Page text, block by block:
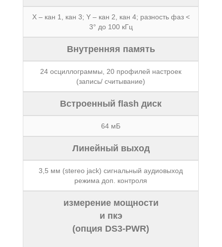
Х – кан 1, кан 3; Y – кан 2, кан 4; разность фаз <
3° до 100 кГц
Внутренняя память
24 осциллограммы, 20 профилей настроек
(запись/ считывание)
Встроенный flash диск
64 мБ
Линейный выход
3,5 мм (stereo jack) сигнальный аудиовыход
режима доп. контроля
измерение мощности
и пкэ
(опция DS3-PWR)